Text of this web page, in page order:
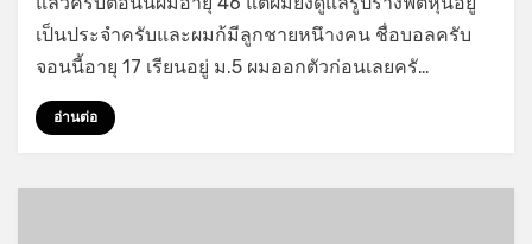
เย็ด
กับ
ลูกชาย
เป็นประจำครับและผมก้มีลูกชายหนึางคน ชื่อบอลครับ
จอนนี้อายุ 17 เรียนอยู่ ม.5 ผมออกตัวก่อนเลยครั…
อ่านต่อ